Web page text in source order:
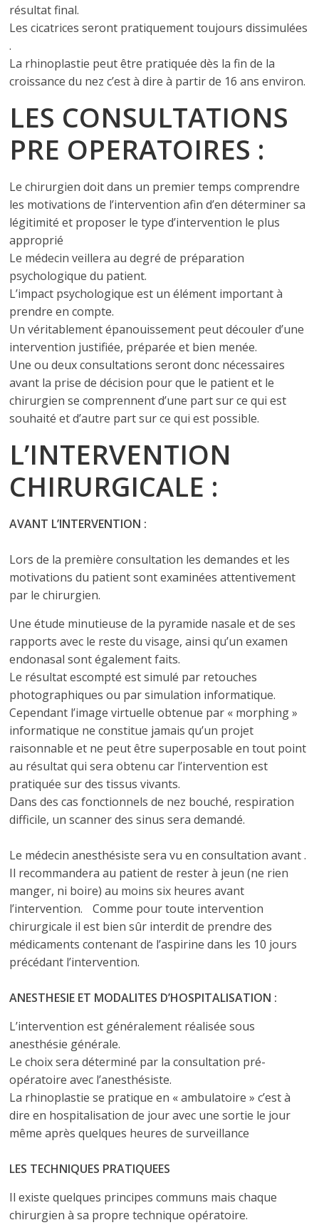
résultat final.
Les cicatrices seront pratiquement toujours dissimulées
.
La rhinoplastie peut être pratiquée dès la fin de la
croissance du nez c’est à dire à partir de 16 ans environ.
LES CONSULTATIONS
PRE OPERATOIRES :
Le chirurgien doit dans un premier temps comprendre
les motivations de l’intervention afin d’en déterminer sa
légitimité et proposer le type d’intervention le plus
approprié
Le médecin veillera au degré de préparation
psychologique du patient.
L’impact psychologique est un élément important à
prendre en compte.
Un véritablement épanouissement peut découler d’une
intervention justifiée, préparée et bien menée.
Une ou deux consultations seront donc nécessaires
avant la prise de décision pour que le patient et le
chirurgien se comprennent d’une part sur ce qui est
souhaité et d’autre part sur ce qui est possible.
L’INTERVENTION
CHIRURGICALE :
AVANT L’INTERVENTION :
Lors de la première consultation les demandes et les
motivations du patient sont examinées attentivement
par le chirurgien.
Une étude minutieuse de la pyramide nasale et de ses
rapports avec le reste du visage, ainsi qu’un examen
endonasal sont également faits.
Le résultat escompté est simulé par retouches
photographiques ou par simulation informatique.
Cependant l’image virtuelle obtenue par « morphing »
informatique ne constitue jamais qu’un projet
raisonnable et ne peut être superposable en tout point
au résultat qui sera obtenu car l’intervention est
pratiquée sur des tissus vivants.
Dans des cas fonctionnels de nez bouché, respiration
difficile, un scanner des sinus sera demandé.
Le médecin anesthésiste sera vu en consultation avant .
Il recommandera au patient de rester à jeun (ne rien
manger, ni boire) au moins six heures avant
l’intervention. Comme pour toute intervention
chirurgicale il est bien sûr interdit de prendre des
médicaments contenant de l’aspirine dans les 10 jours
précédant l’intervention.
ANESTHESIE ET MODALITES D’HOSPITALISATION :
L’intervention est généralement réalisée sous
anesthésie générale.
Le choix sera déterminé par la consultation pré-
opératoire avec l’anesthésiste.
La rhinoplastie se pratique en « ambulatoire » c’est à
dire en hospitalisation de jour avec une sortie le jour
même après quelques heures de surveillance
LES TECHNIQUES PRATIQUEES
Il existe quelques principes communs mais chaque
chirurgien à sa propre technique opératoire.